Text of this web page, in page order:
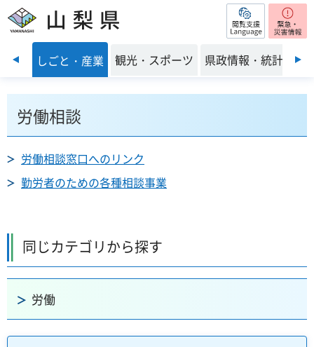
山梨県 閲覧支援
前のスライドを表示
境 しごと・産業 観光・スポーツ 県政情報・統計
労働相談
労働相談窓口へのリンク
勤労者のための各種相談事業
同じカテゴリから探す
労働